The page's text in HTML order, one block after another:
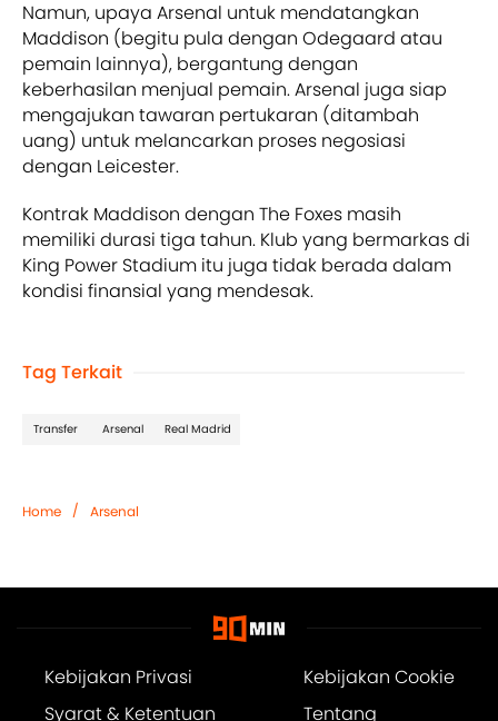
Namun, upaya Arsenal untuk mendatangkan
Maddison (begitu pula dengan Odegaard atau
pemain lainnya), bergantung dengan
keberhasilan menjual pemain. Arsenal juga siap
mengajukan tawaran pertukaran (ditambah
uang) untuk melancarkan proses negosiasi
dengan Leicester.
Kontrak Maddison dengan The Foxes masih
memiliki durasi tiga tahun. Klub yang bermarkas di
King Power Stadium itu juga tidak berada dalam
kondisi finansial yang mendesak.
Tag Terkait
Transfer Arsenal Real Madrid
Home / Arsenal
Kebijakan Privasi
Kebijakan Cookie
Syarat & Ketentuan
Tentang